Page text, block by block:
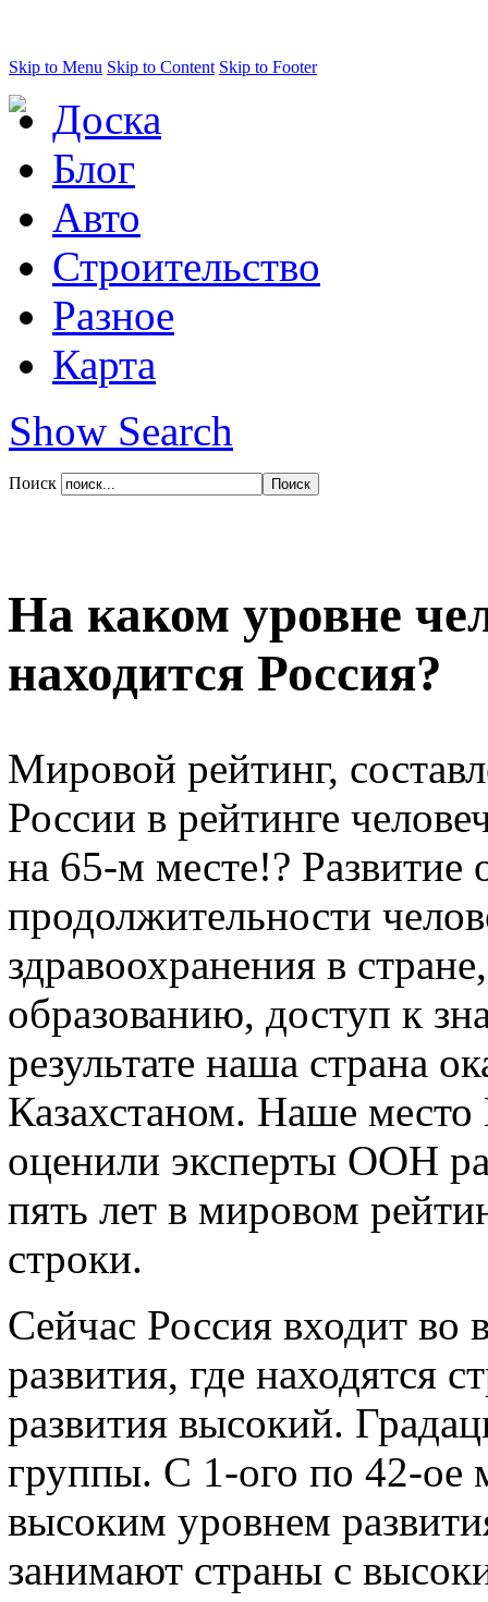
Skip to Menu Skip to Content Skip to Footer
Доска
Блог
Авто
Строительство
Разное
Карта
Show Search
Поиск
На каком уровне
находится Россия?
Мировой рейтинг,
России в рейтинге
на 65-м месте!? Развитие
продолжительности
здравоохранения в
образованию, доступ к
результате наша страна
Казахстаном. Наше
оценили эксперты ООН
пять лет в мировом
строки.
Сейчас Россия входит во
развития, где находятся
развития высокий.
группы. С 1-ого по 42-ое
высоким уровнем
занимают страны с